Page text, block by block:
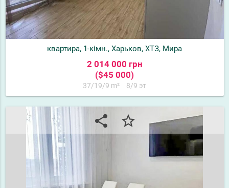
квартира, 1-кімн., Харьков, ХТЗ, Мира
2 014 000 грн
($45 000)
37/19/9 m² 8/9 эт
share star_border